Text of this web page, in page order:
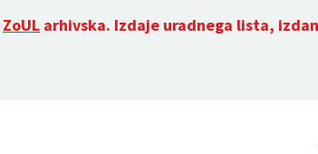
ZoUL arhivska. Izdaje uradnega lista,